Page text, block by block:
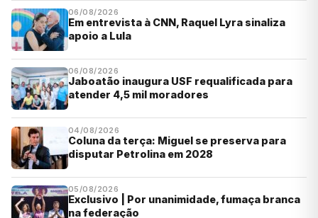
06/08/2026
Em entrevista à CNN, Raquel Lyra sinaliza
apoio a Lula
06/08/2026
Jaboatão inaugura USF requalificada para
atender 4,5 mil moradores
04/08/2026
Coluna da terça: Miguel se preserva para
disputar Petrolina em 2028
05/08/2026
Exclusivo | Por unanimidade, fumaça branca
na federação